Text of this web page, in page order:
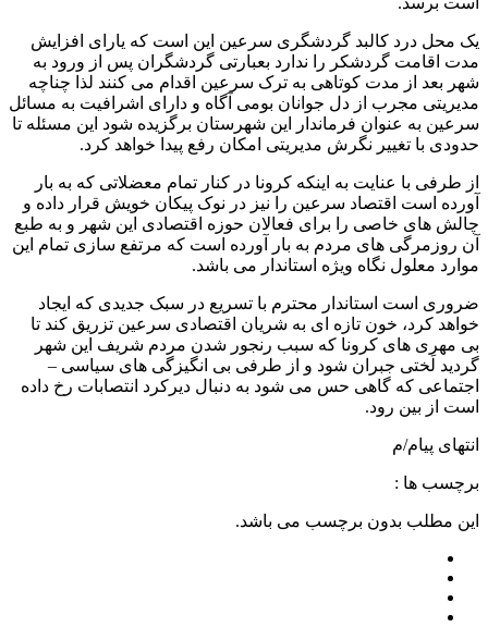
یک محل درد کالبد گردشگری سرعین این است که یارای افزایش
مدت اقامت گردشکر را ندارد بعبارتی گردشگران پس از ورود به
شهر بعد از مدت کوتاهی به ترک سرعین اقدام می کنند لذا چناچه
مدیریتی مجرب از دل جوانان بومی آگاه و دارای اشرافیت به مسائل
سرعین به عنوان فرماندار این شهرستان برگزیده شود این مسئله تا
حدودی با تغییر نگرش مدیریتی امکان رفع پیدا خواهد کرد.
از طرفی با عنایت به اینکه کرونا در کنار تمام معضلاتی که به بار
آورده است اقتصاد سرعین را نیز در نوک پیکان خویش قرار داده و
چالش های خاصی را برای فعالان حوزه اقتصادی این شهر و به طبع
آن روزمرگی های مردم به بار آورده است که مرتفع سازی تمام این
موارد معلول نگاه ویژه استاندار می باشد.
ضروری است استاندار محترم با تسریع در سبک جدیدی که ایجاد
خواهد کرد، خون تازه ای به شریان اقتصادی سرعین تزریق کند تا
بی مهری های کرونا که سبب رنجور شدن مردم شریف این شهر
گردید لَختی جبران شود و از طرفی بی انگیزگی های سیاسی –
اجتماعی که گاهی حس می شود به دنبال دیرکرد انتصابات رخ داده
است از بین رود.
انتهای پیام/م
برچسب ها :
این مطلب بدون برچسب می باشد.